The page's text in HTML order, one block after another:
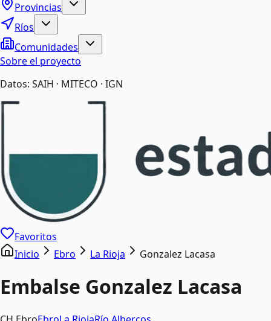
Provincias
Ríos
Comunidades
Sobre el proyecto
Datos: SAIH · MITECO · IGN
Favoritos
Inicio
Ebro La Rioja Gonzalez Lacasa
Embalse Gonzalez Lacasa